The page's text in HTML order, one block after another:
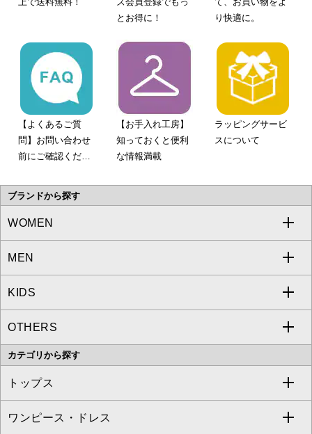
とお得に！
り快適に。
【よくあるご質
問】お問い合わせ
前にご確認くださ
【お手入れ工房】
知っておくと便利
な情報満載
ラッピングサービ
スについて
ブランドから探す
WOMEN
a.v.v
MICHEL KLEIN
MK MICHEL KLEIN
OFUON le MK
MEN
a.v.v
MICHEL KLEIN HOMME
MK MICHEL KLEIN HOMME
KIDS
a.v.v
OTHERS
MK MICHEL KLEIN BAG
カテゴリから探す
トップス
すべてのトップス
ワンピース・ドレス